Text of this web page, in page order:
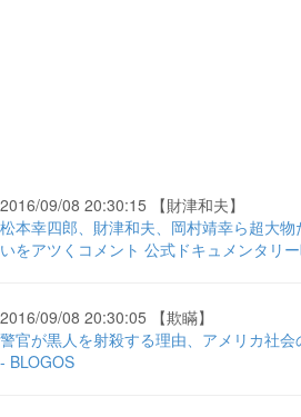
2016/09/08 20:30:15 【財津和夫】
松本幸四郎、財津和夫、岡村靖幸ら超大
いをアツくコメント 公式ドキュメンタリ
2016/09/08 20:30:05 【欺瞞】
警官が黒人を射殺する理由、アメリカ社
- BLOGOS